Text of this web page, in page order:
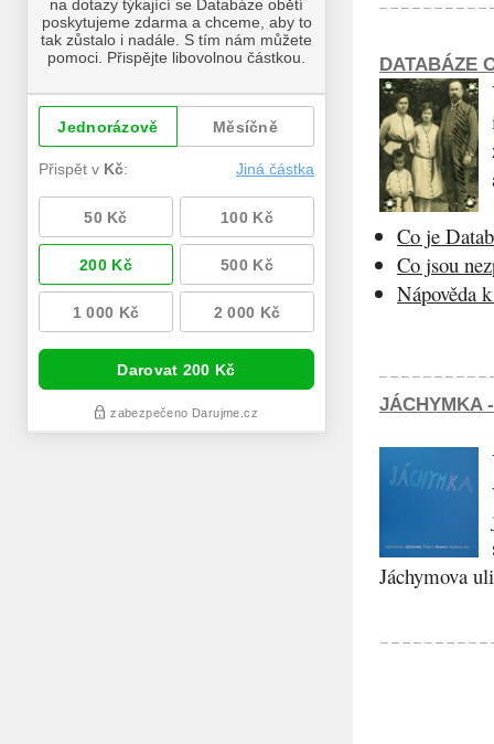
DATABÁZE
Co je
Co jsou
Nápověda
JÁCHYMKA
Jáchymova